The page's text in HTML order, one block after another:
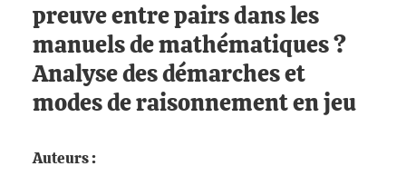
preuve entre pairs dans les
manuels de mathématiques ?
Analyse des démarches et
modes de raisonnement en jeu
Auteurs :